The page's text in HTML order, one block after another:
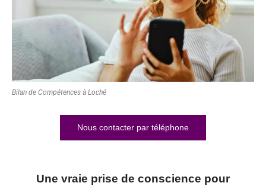
Bilan de Compétences à Loché
Nous contacter par téléphone
Une vraie prise de conscience pour